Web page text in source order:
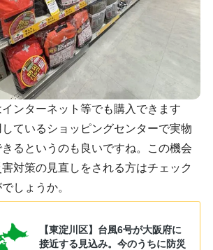
ンターネット等でも購入できます
ているショッピングセンターで実物
るというのも良いですね。この機会
対策の見直しをされる方はチェック
しょうか。
【東淀川区】台風6号が大阪府に
接近する見込み。今のうちに防災